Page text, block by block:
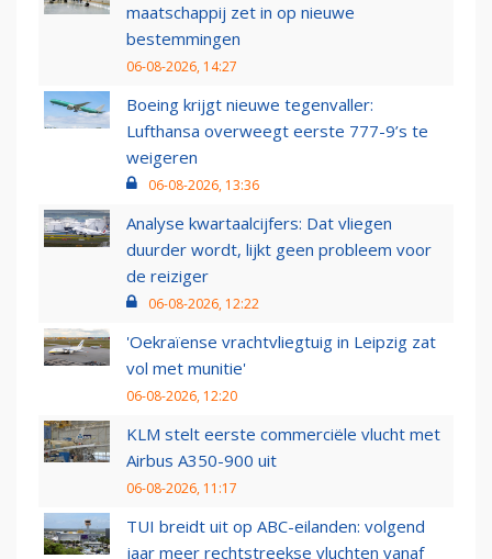
maatschappij zet in op nieuwe
bestemmingen
06-08-2026, 14:27
Boeing krijgt nieuwe tegenvaller:
Lufthansa overweegt eerste 777-9’s te
weigeren
06-08-2026, 13:36
Analyse kwartaalcijfers: Dat vliegen
duurder wordt, lijkt geen probleem voor
de reiziger
06-08-2026, 12:22
'Oekraïense vrachtvliegtuig in Leipzig zat
vol met munitie'
06-08-2026, 12:20
KLM stelt eerste commerciële vlucht met
Airbus A350-900 uit
06-08-2026, 11:17
TUI breidt uit op ABC-eilanden: volgend
jaar meer rechtstreekse vluchten vanaf